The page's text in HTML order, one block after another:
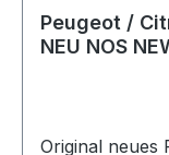
Peugeot /
NEU NOS
Original neues